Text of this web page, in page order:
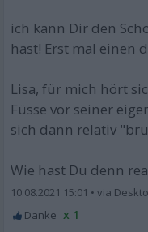
ich kann Dir den
hast! Erst mal einen
Lisa, für mich hört
Füsse vor seiner
sich dann relativ
Wie hast Du denn
10.08.2021 15:01 •
x 1